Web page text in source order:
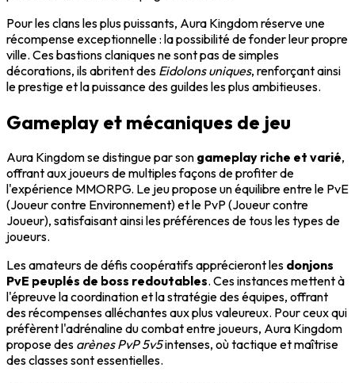
Pour les clans les plus puissants, Aura Kingdom réserve une
récompense exceptionnelle : la possibilité de fonder leur propre
ville. Ces bastions claniques ne sont pas de simples
décorations, ils abritent des Eidolons uniques, renforçant ainsi
le prestige et la puissance des guildes les plus ambitieuses.
Gameplay et mécaniques de jeu
Aura Kingdom se distingue par son gameplay riche et varié,
offrant aux joueurs de multiples façons de profiter de
l'expérience MMORPG. Le jeu propose un équilibre entre le PvE
(Joueur contre Environnement) et le PvP (Joueur contre
Joueur), satisfaisant ainsi les préférences de tous les types de
joueurs.
Les amateurs de défis coopératifs apprécieront les donjons
PvE peuplés de boss redoutables. Ces instances mettent à
l'épreuve la coordination et la stratégie des équipes, offrant
des récompenses alléchantes aux plus valeureux. Pour ceux qui
préfèrent l'adrénaline du combat entre joueurs, Aura Kingdom
propose des arènes PvP 5v5intenses, où tactique et maîtrise
des classes sont essentielles.